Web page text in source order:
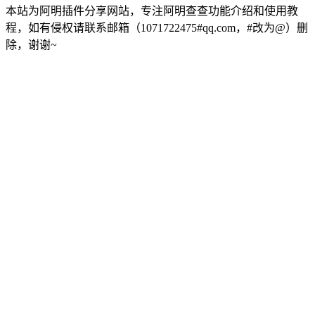
本站为阿明插件分享网站，专注阿明查查功能介绍和使用教
程，如有侵权请联系邮箱（1071722475#qq.com，#改为@）删
除，谢谢~